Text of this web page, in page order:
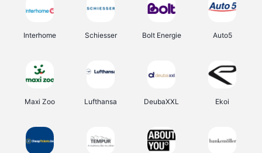
Interhome Schiesser Bolt Energie Auto5
Maxi Zoo Lufthansa DeubaXXL Ekoi